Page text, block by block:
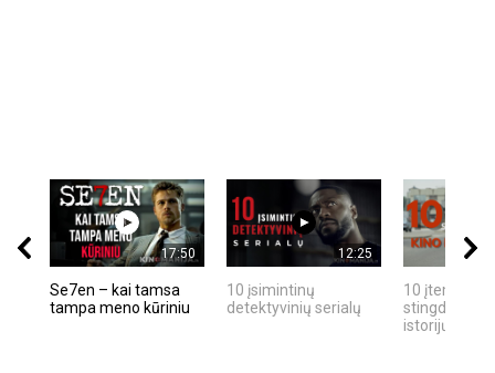
17:50
Se7en – kai tamsa
tampa meno kūriniu
12:25
10 įsimintinų
detektyvinių serialų
10 įtemptų,
stingdančių
istorijų